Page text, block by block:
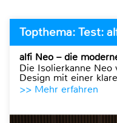
Topthema: Test:
alfi Neo – die
Die Isolierkanne
Design mit einer
>> Mehr erfahren